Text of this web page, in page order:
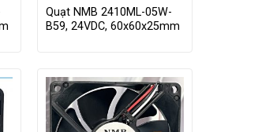
Quạt NMB 2410ML-05W-
B59, 24VDC, 60x60x25mm